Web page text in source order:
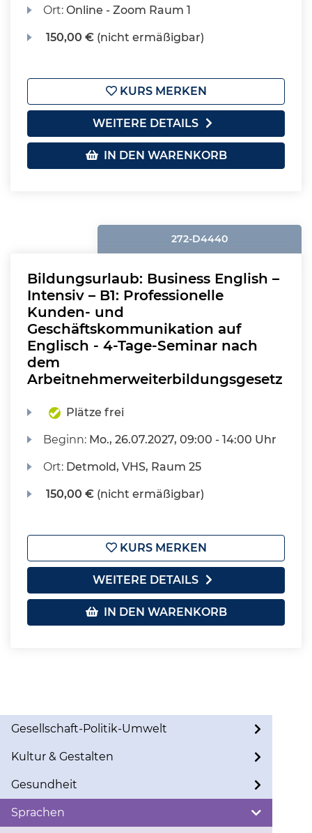
Ort:Online - Zoom Raum 1
150,00 € (nicht ermäßigbar)
KURS MERKEN
WEITERE DETAILS
IN DEN WARENKORB
272-D4440
Bildungsurlaub: Business English –
Intensiv – B1: Professionelle
Kunden- und
Geschäftskommunikation auf
Englisch - 4-Tage-Seminar nach
dem
Arbeitnehmerweiterbildungsgesetz
Plätze frei
Beginn: Mo., 26.07.2027, 09:00 - 14:00 Uhr
Ort: Detmold, VHS, Raum 25
150,00 € (nicht ermäßigbar)
KURS MERKEN
WEITERE DETAILS
IN DEN WARENKORB
Gesellschaft-Politik-Umwelt
Kultur & Gestalten
Gesundheit
Sprachen